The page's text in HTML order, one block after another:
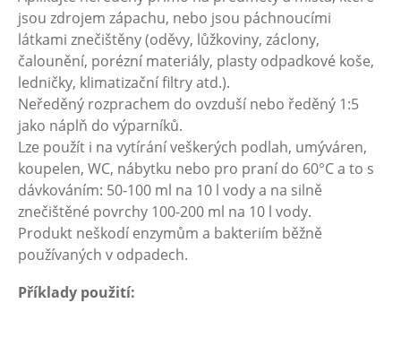
jsou zdrojem zápachu, nebo jsou páchnoucími
látkami znečištěny (oděvy, lůžkoviny, záclony,
čalounění, porézní materiály, plasty odpadkové koše,
ledničky, klimatizační filtry atd.).
Neředěný rozprachem do ovzduší nebo ředěný 1:5
jako náplň do výparníků.
Lze použít i na vytírání veškerých podlah, umýváren,
koupelen, WC, nábytku nebo pro praní do 60°C a to s
dávkováním: 50-100 ml na 10 l vody a na silně
znečištěné povrchy 100-200 ml na 10 l vody.
Produkt neškodí enzymům a bakteriím běžně
používaných v odpadech.
Příklady použití: